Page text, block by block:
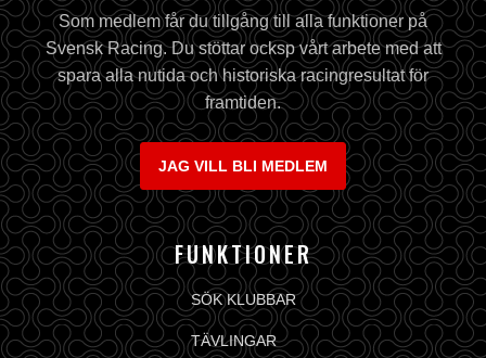
Som medlem får du tillgång till alla funktioner på
Svensk Racing. Du stöttar ocksp vårt arbete med att
spara alla nutida och historiska racingresultat för
framtiden.
JAG VILL BLI MEDLEM
FUNKTIONER
SÖK KLUBBAR
TÄVLINGAR